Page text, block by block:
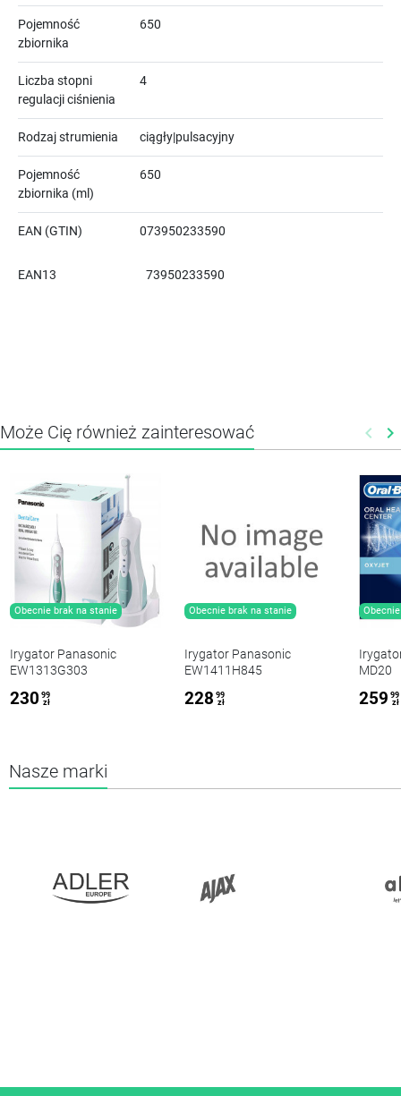
Pojemność
zbiornika
650
Liczba stopni
regulacji ciśnienia
4
Rodzaj strumienia ciągły|pulsacyjny
Pojemność
zbiornika (ml)
650
EAN (GTIN) 073950233590
EAN13 73950233590
Może Cię również zainteresować keyboard_arrow_left keyboard_arrow_right
Obecnie brak na stanie
Irygator Panasonic
EW1313G303
230 99
zł
Obecnie brak na stanie
Irygator Panasonic
EW1411H845
228 99
zł
MD20
259 99
zł
Nasze marki